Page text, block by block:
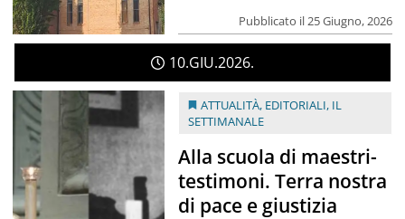
Pubblicato il 25 Giugno, 2026
10 GIU 2026
ATTUALITÀ, EDITORIALI, IL
SETTIMANALE
Alla scuola di maestri-
testimoni. Terra nostra
di pace e giustizia